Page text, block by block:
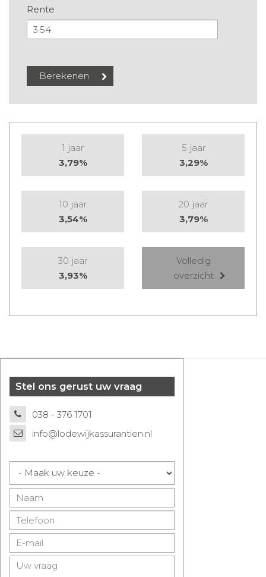
Rente
1 jaar
3,79%
5 jaar
3,29%
10 jaar
3,54%
20 jaar
3,79%
30 jaar
3,93%
Volledig
overzicht
Stel ons gerust uw vraag
038 - 376 1701
info@lodewijkassurantien.nl